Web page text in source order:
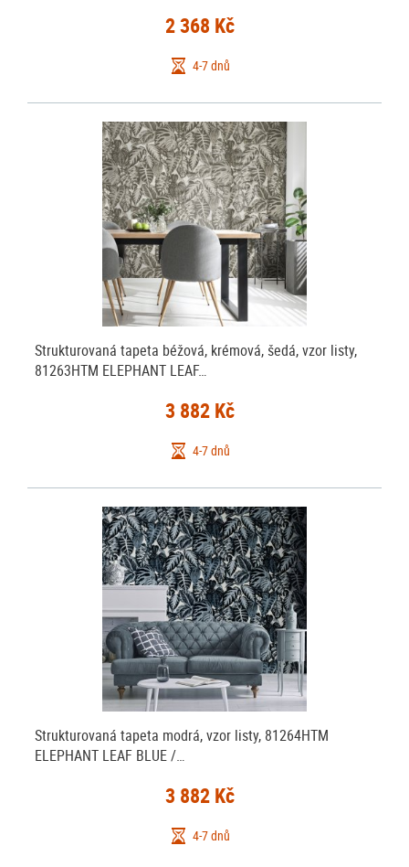
2 368 Kč
4-7 dnů
Strukturovaná tapeta béžová, krémová, šedá, vzor listy,
81263HTM ELEPHANT LEAF…
3 882 Kč
4-7 dnů
Strukturovaná tapeta modrá, vzor listy, 81264HTM
ELEPHANT LEAF BLUE /…
3 882 Kč
4-7 dnů